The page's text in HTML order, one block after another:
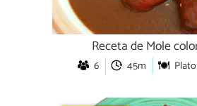
Receta de Mole
6 45m